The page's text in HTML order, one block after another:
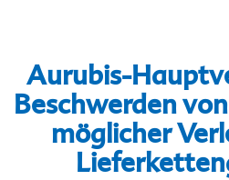
Aurubis-
Beschwerden
möglicher